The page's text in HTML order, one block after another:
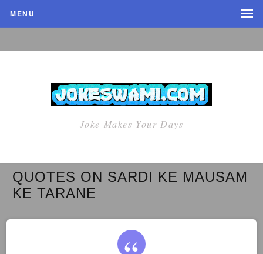
MENU
Joke Makes Your Days
QUOTES ON SARDI KE MAUSAM
KE TARANE